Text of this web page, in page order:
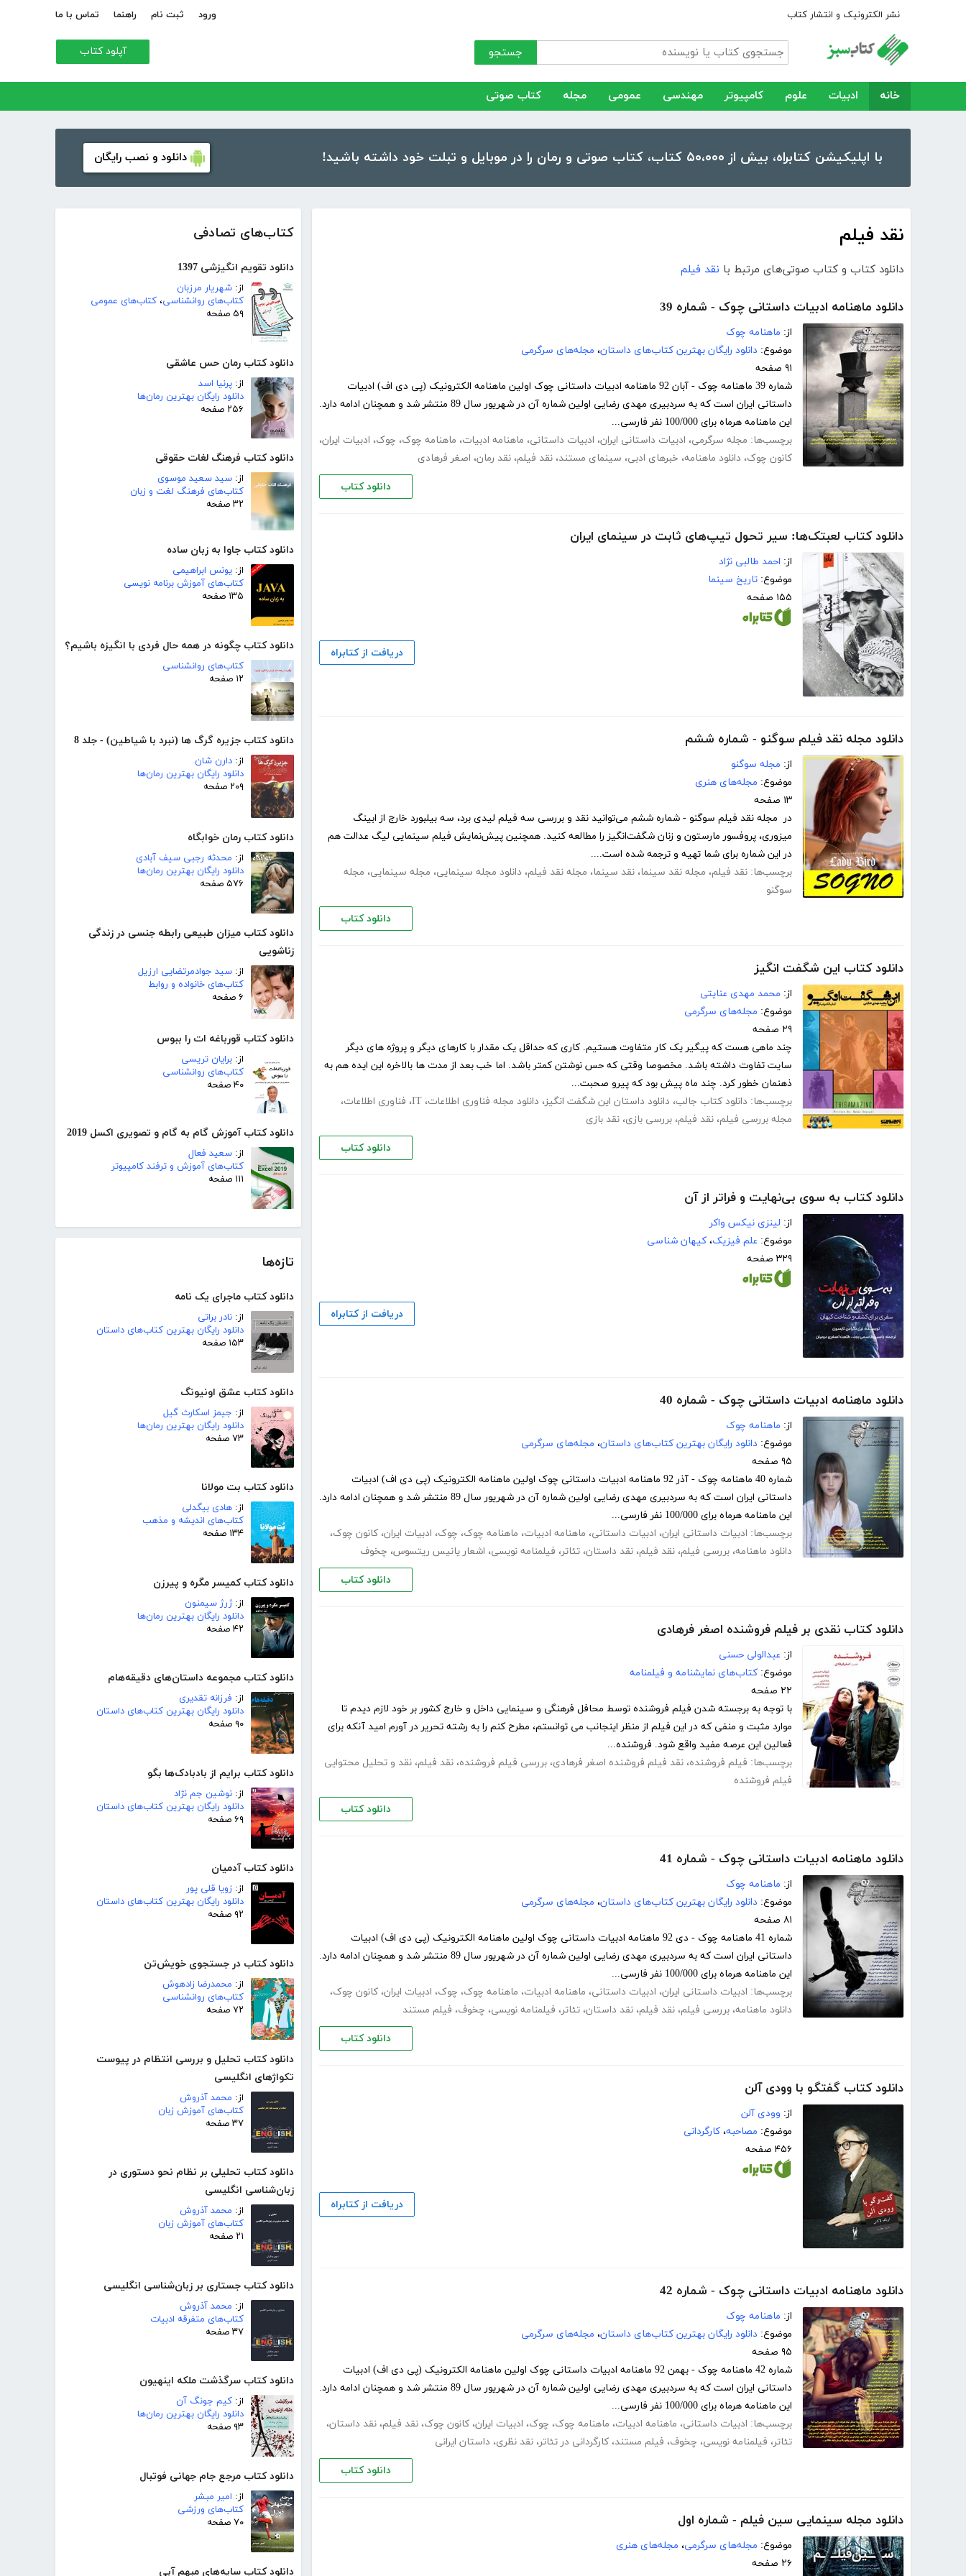
نشر الکترونیک و انتشار کتاب ورود ثبت نام راهنما تماس با ما
جستجو آپلود کتاب
خانه ادبیات علوم کامپیوتر مهندسی عمومی مجله کتاب صوتی
با اپلیکیشن کتابراه، بیش از ۵۰،۰۰۰ کتاب، کتاب صوتی و رمان را در موبایل و تبلت خود داشته باشید! دانلود و نصب رایگان
کتاب‌های تصادفی
دانلود تقویم انگیزشی 1397
از: شهریار مرزبان
کتاب‌های روانشناسی، کتاب‌های عمومی
۵۹ صفحه
دانلود کتاب رمان حس عاشقی
از: پرنیا اسد
دانلود رایگان بهترین رمان‌ها
۲۵۶ صفحه
دانلود کتاب فرهنگ لغات حقوقی
از: سید سعید موسوی
کتاب‌های فرهنگ لغت و زبان
۳۲ صفحه
دانلود کتاب جاوا به زبان ساده
از: یونس ابراهیمی
کتاب‌های آموزش برنامه نویسی
۱۳۵ صفحه
دانلود کتاب چگونه در همه حال فردی با انگیزه باشیم؟
کتاب‌های روانشناسی
۱۲ صفحه
دانلود کتاب جزیره گرگ ها (نبرد با شیاطین) - جلد 8
از: دارن شان
دانلود رایگان بهترین رمان‌ها
۲۰۹ صفحه
دانلود کتاب رمان خوابگاه
از: محدثه رجبی سیف آبادی
دانلود رایگان بهترین رمان‌ها
۵۷۶ صفحه
دانلود کتاب میزان طبیعی رابطه جنسی در زندگی
زناشویی
از: سید جوادمرتضایی ارزیل
کتاب‌های خانواده و روابط
۶ صفحه
دانلود کتاب قورباغه ات را ببوس
از: برایان تریسی
کتاب‌های روانشناسی
۴۰ صفحه
دانلود کتاب آموزش گام به گام و تصویری اکسل 2019
از: سعید فعال
کتاب‌های آموزش و ترفند کامپیوتر
۱۱۱ صفحه
تازه‌ها
دانلود کتاب ماجرای یک نامه
از: نادر براتی
دانلود رایگان بهترین کتاب‌های داستان
۱۵۳ صفحه
دانلود کتاب عشق اونیونگ
از: جیمز اسکارث گیل
دانلود رایگان بهترین رمان‌ها
۷۳ صفحه
دانلود کتاب بت مولانا
از: هادی بیگدلی
کتاب‌های اندیشه و مذهب
۱۳۴ صفحه
دانلود کتاب کمیسر مگره و پیرزن
از:ژرژ سیمنون
دانلود رایگان بهترین رمان‌ها
۴۲ صفحه
دانلود کتاب مجموعه داستان‌های دقیقه‌هام
از: فرزانه تقدیری
دانلود رایگان بهترین کتاب‌های داستان
۹۰ صفحه
دانلود کتاب برایم از بادبادک‌ها بگو
از: نوشین جم نژاد
دانلود رایگان بهترین کتاب‌های داستان
۶۹ صفحه
دانلود کتاب آدمیان
از: زویا قلی پور
دانلود رایگان بهترین کتاب‌های داستان
۹۲ صفحه
دانلود کتاب در جستجوی خویش‌تن
از: محمدرضا زادهوش
کتاب‌های روانشناسی
۷۲ صفحه
دانلود کتاب تحلیل و بررسی انتظام در پیوست
تکواژهای انگلیسی
از: محمد آذروش
کتاب‌های آموزش زبان
۳۷ صفحه
دانلود کتاب تحلیلی بر نظام نحو دستوری در
زبان‌شناسی انگلیسی
از: محمد آذروش
کتاب‌های آموزش زبان
۲۱ صفحه
دانلود کتاب جستاری بر زبان‌شناسی انگلیسی
از: محمد آذروش
کتاب‌های متفرقه ادبیات
۳۷ صفحه
دانلود کتاب سرگذشت ملکه اینهیون
از: کیم جونگ آن
دانلود رایگان بهترین رمان‌ها
۹۳ صفحه
دانلود کتاب مرجع جام جهانی فوتبال
از: امیر مبشر
کتاب‌های ورزشی
۷۰ صفحه
دانلود کتاب سایه‌های مبهم آبی
نقد فیلم
دانلود کتاب و کتاب صوتی‌های مرتبط با نقد فیلم
دانلود ماهنامه ادبیات داستانی چوک - شماره 39
از: ماهنامه چوک
موضوع: دانلود رایگان بهترین کتاب‌های داستان، مجله‌های سرگرمی
۹۱ صفحه
شماره 39 ماهنامه چوک - آبان 92 ماهنامه ادبیات داستانی چوک اولین ماهنامه الکترونیک (پی دی اف) ادبیات
داستانی ایران است که به سردبیری‌ مهدی رضایی اولین شماره آن در شهریور سال 89 منتشر شد و همچنان ادامه دارد.
این ماهنامه هرماه برای 100/000 نفر فارسی...
برچسب‌ها: مجله سرگرمی، ادبیات داستانی ایران، ادبیات داستانی، ماهنامه ادبیات، ماهنامه چوک، چوک، ادبیات ایران،
کانون چوک، دانلود ماهنامه، خبرهای ادبی، سینمای مستند، نقد فیلم، نقد رمان، اصغر فرهادی
دانلود کتاب
دانلود کتاب لعبتک‌ها: سیر تحول تیپ‌های ثابت در سینمای ایران
از: احمد طالبی نژاد
موضوع: تاریخ سینما
۱۵۵ صفحه
دریافت از کتابراه
دانلود مجله نقد فیلم سوگنو - شماره ششم
از: مجله سوگنو
موضوع: مجله‌های هنری
۱۳ صفحه
در مجله نقد فیلم سوگنو - شماره ششم می‌توانید نقد و بررسی سه فیلم لیدی برد، سه بیلبورد خارج از ابینگ
میزوری، پروفسور مارستون و زنان شگفت‌انگیز را مطالعه کنید. همچنین پیش‌نمایش فیلم سینمایی لیگ عدالت هم
در این شماره برای شما تهیه و ترجمه شده است....
برچسب‌ها: نقد فیلم، مجله نقد سینما، نقد سینما، مجله نقد فیلم، دانلود مجله سینمایی، مجله سینمایی، مجله
سوگنو
دانلود کتاب
دانلود کتاب این شگفت انگیز
از: محمد مهدی عنایتی
موضوع: مجله‌های سرگرمی
۲۹ صفحه
چند ماهی هست که پیگیر یک کار متفاوت هستیم. کاری که حداقل یک مقدار با کارهای دیگر و پروژه های دیگر
سایت تفاوت داشته باشد. مخصوصا وقتی که حس نوشتن کمتر باشد. اما خب بعد از مدت ها بالاخره این ایده هم به
ذهنمان خطور کرد. چند ماه پیش بود که پیرو صحبت...
برچسب‌ها: دانلود کتاب جالب، دانلود داستان این شگفت انگیز، دانلود مجله فناوری اطلاعات، IT، فناوری اطلاعات،
مجله بررسی فیلم، نقد فیلم، بررسی بازی، نقد بازی
دانلود کتاب
دانلود کتاب به سوی بی‌نهایت و فراتر از آن
از: لینزی نیکس واکر
موضوع: علم فیزیک، کیهان شناسی
۳۲۹ صفحه
دریافت از کتابراه
دانلود ماهنامه ادبیات داستانی چوک - شماره 40
از: ماهنامه چوک
موضوع: دانلود رایگان بهترین کتاب‌های داستان، مجله‌های سرگرمی
۹۵ صفحه
شماره 40 ماهنامه چوک - آذر 92 ماهنامه ادبیات داستانی چوک اولین ماهنامه الکترونیک (پی دی اف) ادبیات
داستانی ایران است که به سردبیری‌ مهدی رضایی اولین شماره آن در شهریور سال 89 منتشر شد و همچنان ادامه دارد.
این ماهنامه هرماه برای 100/000 نفر فارسی...
برچسب‌ها: ادبیات داستانی ایران، ادبیات داستانی، ماهنامه ادبیات، ماهنامه چوک، چوک، ادبیات ایران، کانون چوک،
دانلود ماهنامه، بررسی فیلم، نقد فیلم، نقد داستان، تئاتر، فیلمنامه نویسی، اشعار یانیس ریتسوس، چخوف
دانلود کتاب
دانلود کتاب نقدی بر فیلم فروشنده اصغر فرهادی
از: عبدالولی حسنی
موضوع: کتاب‌های نمایشنامه و فیلمنامه
۲۲ صفحه
با توجه به برجسته شدن فیلم فروشنده توسط محافل فرهنگی و سینمایی داخل و خارج کشور بر خود لازم دیدم تا
موارد مثبت و منفی که در این فیلم از منظر اینجانب می توانستم، مطرح کنم را به رشته تحریر در آورم امید آنکه برای
فعالین این عرصه مفید واقع شود. فروشنده...
برچسب‌ها: فیلم فروشنده، نقد فیلم فروشنده اصغر فرهادی، بررسی فیلم فروشنده، نقد فیلم، نقد و تحلیل محتوایی
فیلم فروشنده
دانلود کتاب
دانلود ماهنامه ادبیات داستانی چوک - شماره 41
از: ماهنامه چوک
موضوع: دانلود رایگان بهترین کتاب‌های داستان، مجله‌های سرگرمی
۸۱ صفحه
شماره 41 ماهنامه چوک - دی 92 ماهنامه ادبیات داستانی چوک اولین ماهنامه الکترونیک (پی دی اف) ادبیات
داستانی ایران است که به سردبیری‌ مهدی رضایی اولین شماره آن در شهریور سال 89 منتشر شد و همچنان ادامه دارد.
این ماهنامه هرماه برای 100/000 نفر فارسی...
برچسب‌ها: ادبیات داستانی ایران، ادبیات داستانی، ماهنامه ادبیات، ماهنامه چوک، چوک، ادبیات ایران، کانون چوک،
دانلود ماهنامه، بررسی فیلم، نقد فیلم، نقد داستان، تئاتر، فیلمنامه نویسی، چخوف، فیلم مستند
دانلود کتاب
دانلود کتاب گفتگو با وودی آلن
از: وودی آلن
موضوع: مصاحبه، کارگردانی
۴۵۶ صفحه
دریافت از کتابراه
دانلود ماهنامه ادبیات داستانی چوک - شماره 42
از: ماهنامه چوک
موضوع: دانلود رایگان بهترین کتاب‌های داستان، مجله‌های سرگرمی
۹۵ صفحه
شماره 42 ماهنامه چوک - بهمن 92 ماهنامه ادبیات داستانی چوک اولین ماهنامه الکترونیک (پی دی اف) ادبیات
داستانی ایران است که به سردبیری‌ مهدی رضایی اولین شماره آن در شهریور سال 89 منتشر شد و همچنان ادامه دارد.
این ماهنامه هرماه برای 100/000 نفر فارسی...
برچسب‌ها: ادبیات داستانی، ماهنامه ادبیات، ماهنامه چوک، چوک، ادبیات ایران، کانون چوک، نقد فیلم، نقد داستان،
تئاتر، فیلمنامه نویسی، چخوف، فیلم مستند، کارگردانی در تئاتر، نقد نظری، داستان ایرانی
دانلود کتاب
دانلود مجله سینمایی سین فیلم - شماره اول
موضوع: مجله‌های سرگرمی، مجله‌های هنری
۲۶ صفحه